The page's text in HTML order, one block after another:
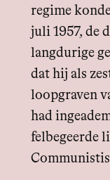
regime
juli 1957, de
langdurige
dat hij als
loopgraven
had
felbegeerde